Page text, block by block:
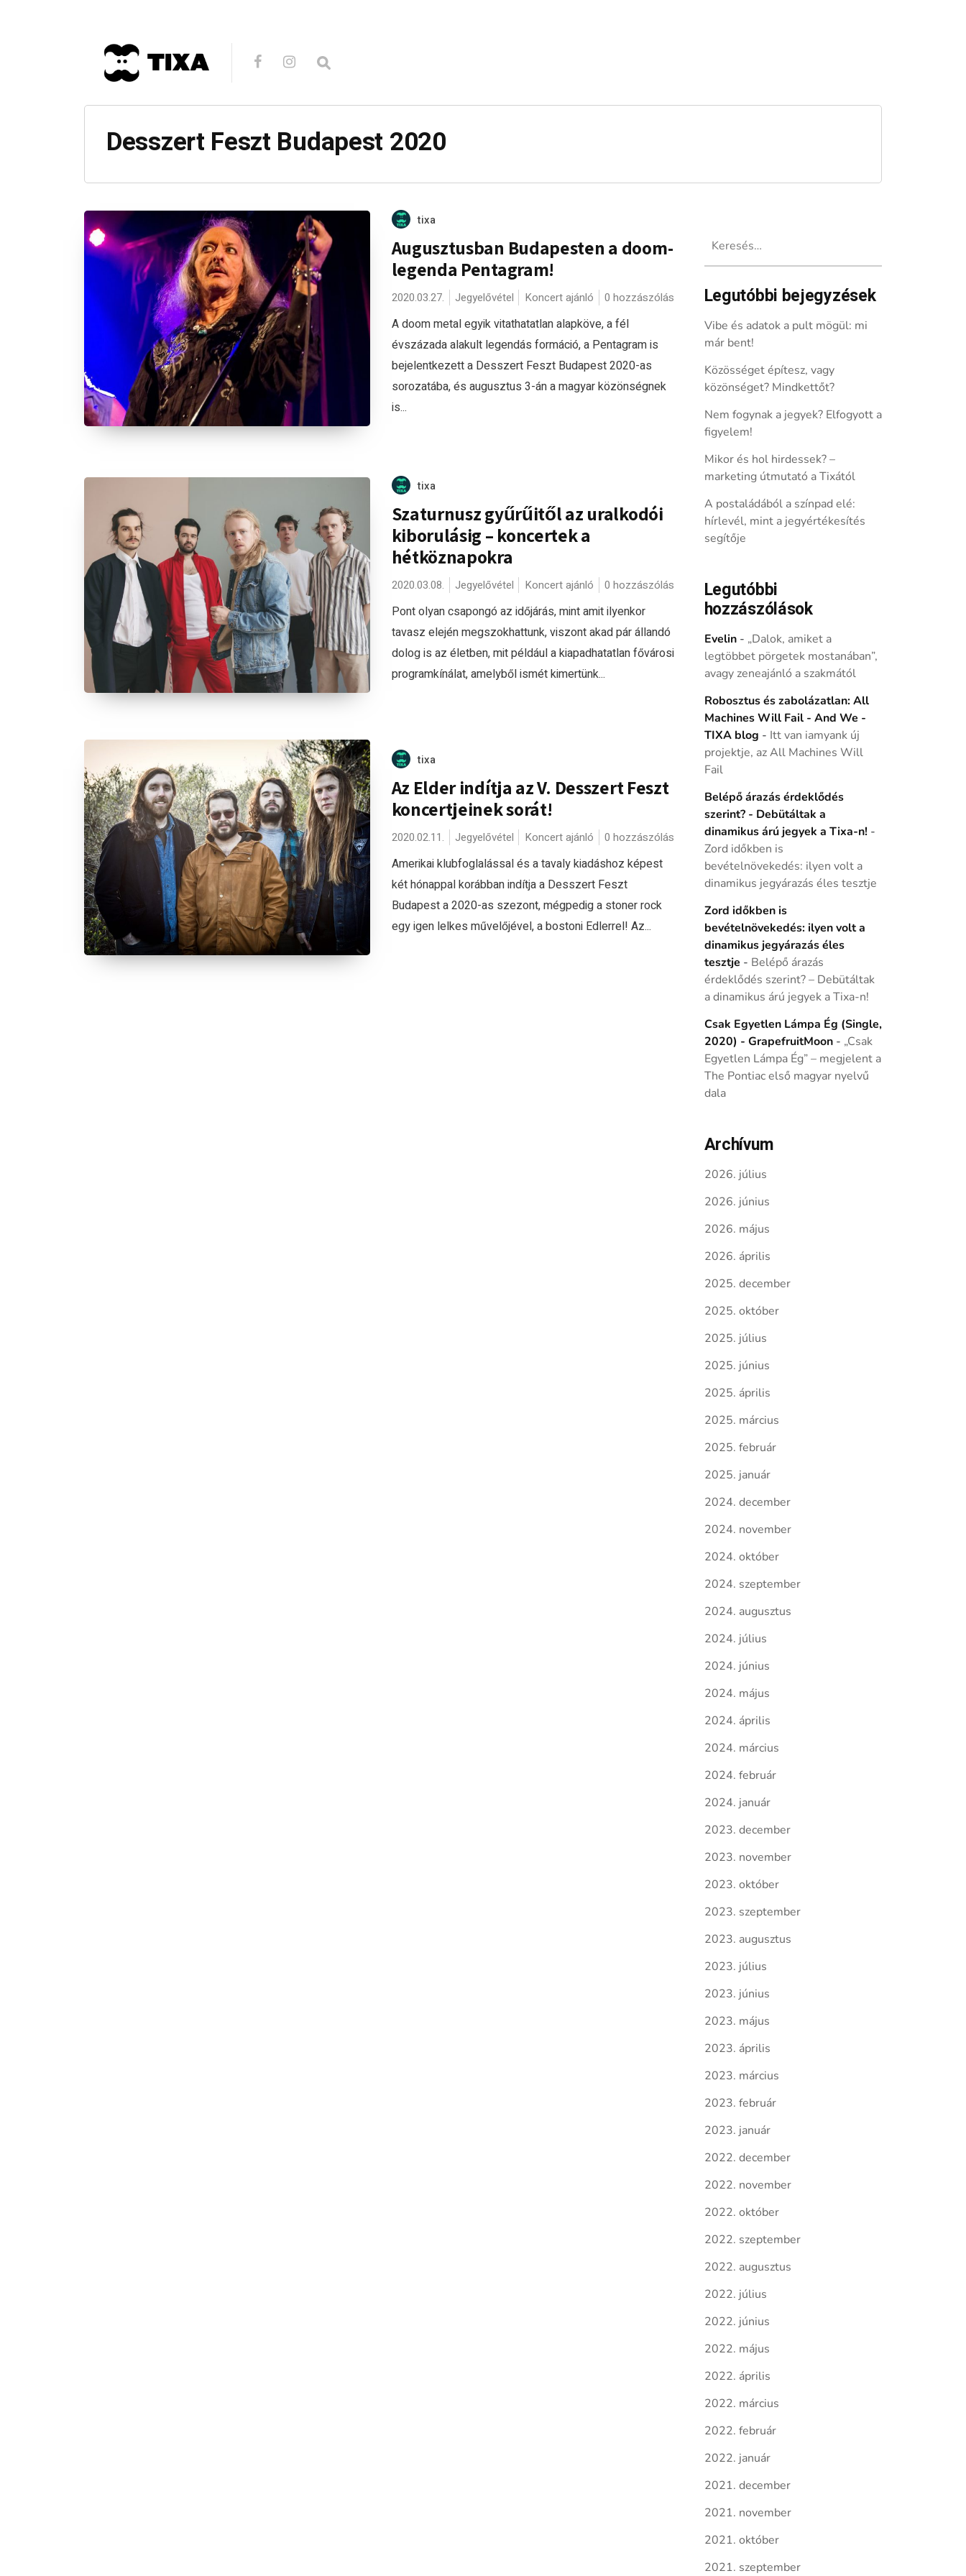
Desszert Feszt Budapest 2020
tixa
Augusztusban Budapesten a doom-
legenda Pentagram!
2020.03.27. Jegyelővétel Koncert ajánló 0 hozzászólás
A doom metal egyik vitathatatlan alapköve, a fél
évszázada alakult legendás formáció, a Pentagram is
bejelentkezett a Desszert Feszt Budapest 2020-as
sorozatába, és augusztus 3-án a magyar közönségnek
is...
tixa
Szaturnusz gyűrűitől az uralkodói
kiborulásig – koncertek a
hétköznapokra
2020.03.08. Jegyelővétel Koncert ajánló 0 hozzászólás
Pont olyan csapongó az időjárás, mint amit ilyenkor
tavasz elején megszokhattunk, viszont akad pár állandó
dolog is az életben, mit például a kiapadhatatlan fővárosi
programkínálat, amelyből ismét kimertünk...
tixa
Az Elder indítja az V. Desszert Feszt
koncertjeinek sorát!
2020.02.11. Jegyelővétel Koncert ajánló 0 hozzászólás
Amerikai klubfoglalással és a tavaly kiadáshoz képest
két hónappal korábban indítja a Desszert Feszt
Budapest a 2020-as szezont, mégpedig a stoner rock
egy igen lelkes művelőjével, a bostoni Edlerrel! Az...
Legutóbbi bejegyzések
Vibe és adatok a pult mögül: mi
már bent!
Közösséget építesz, vagy
közönséget? Mindkettőt?
Nem fogynak a jegyek? Elfogyott a
figyelem!
Mikor és hol hirdessek? –
marketing útmutató a Tixától
A postaládából a színpad elé:
hírlevél, mint a jegyértékesítés
segítője
Legutóbbi
hozzászólások
Evelin- „Dalok, amiket a
legtöbbet pörgetek mostanában”,
avagy zeneajánló a szakmától
Robosztus és zabolázatlan: All
Machines Will Fail - And We -
TIXA blog - Itt van iamyank új
projektje, az All Machines Will
Fail
Belépő árazás érdeklődés
szerint? - Debütáltak a
dinamikus árú jegyek a Tixa-n! -
Zord időkben is
bevételnövekedés: ilyen volt a
dinamikus jegyárazás éles tesztje
Zord időkben is
bevételnövekedés: ilyen volt a
dinamikus jegyárazás éles
tesztje - Belépő árazás
érdeklődés szerint? – Debütáltak
a dinamikus árú jegyek a Tixa-n!
Csak Egyetlen Lámpa Ég (Single,
2020) - GrapefruitMoon- „Csak
Egyetlen Lámpa Ég” – megjelent a
The Pontiac első magyar nyelvű
dala
Archívum
2026. július
2026. június
2026. május
2026. április
2025. december
2025. október
2025. július
2025. június
2025. április
2025. március
2025. február
2025. január
2024. december
2024. november
2024. október
2024. szeptember
2024. augusztus
2024. július
2024. június
2024. május
2024. április
2024. március
2024. február
2024. január
2023. december
2023. november
2023. október
2023. szeptember
2023. augusztus
2023. július
2023. június
2023. május
2023. április
2023. március
2023. február
2023. január
2022. december
2022. november
2022. október
2022. szeptember
2022. augusztus
2022. július
2022. június
2022. május
2022. április
2022. március
2022. február
2022. január
2021. december
2021. november
2021. október
2021. szeptember